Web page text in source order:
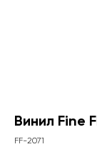
Винил Fine
FF-2071